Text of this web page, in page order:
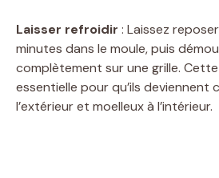
Laisser refroidir : Laissez
minutes dans le moule, puis
complètement sur une grille.
essentielle pour qu’ils deviennent
l’extérieur et moelleux à l’intérieur.